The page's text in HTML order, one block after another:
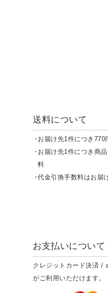
送料について
お届け先1件につき770
お届け先1件につき商
料
代金引換手数料はお届
お支払いについて
クレジットカード決済 /
がご利用いただけます。